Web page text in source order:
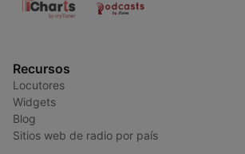
Recursos
Locutores
Widgets
Blog
Sitios web de radio por país